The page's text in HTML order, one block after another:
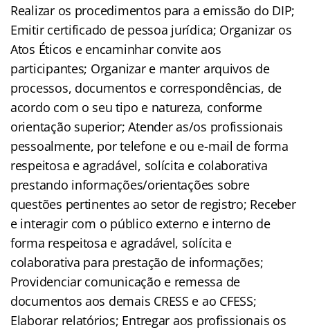
Realizar os procedimentos para a emissão do DIP;
Emitir certificado de pessoa jurídica; Organizar os
Atos Éticos e encaminhar convite aos
participantes; Organizar e manter arquivos de
processos, documentos e correspondências, de
acordo com o seu tipo e natureza, conforme
orientação superior; Atender as/os profissionais
pessoalmente, por telefone e ou e-mail de forma
respeitosa e agradável, solícita e colaborativa
prestando informações/orientações sobre
questões pertinentes ao setor de registro; Receber
e interagir com o público externo e interno de
forma respeitosa e agradável, solícita e
colaborativa para prestação de informações;
Providenciar comunicação e remessa de
documentos aos demais CRESS e ao CFESS;
Elaborar relatórios; Entregar aos profissionais os